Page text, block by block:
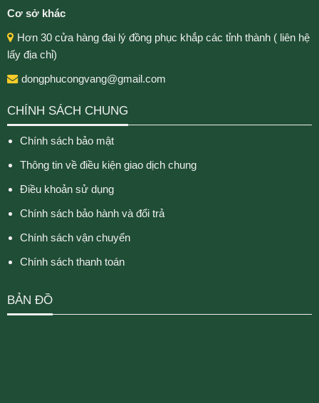
Cơ sở khác
Hơn 30 cửa hàng đại lý đồng phục khắp các tỉnh thành ( liên hệ
lấy địa chỉ)
dongphucongvang@gmail.com
CHÍNH SÁCH CHUNG
Chính sách bảo mật
Thông tin về điều kiện giao dịch chung
Điều khoản sử dụng
Chính sách bảo hành và đổi trả
Chính sách vận chuyển
Chính sách thanh toán
BẢN ĐỒ